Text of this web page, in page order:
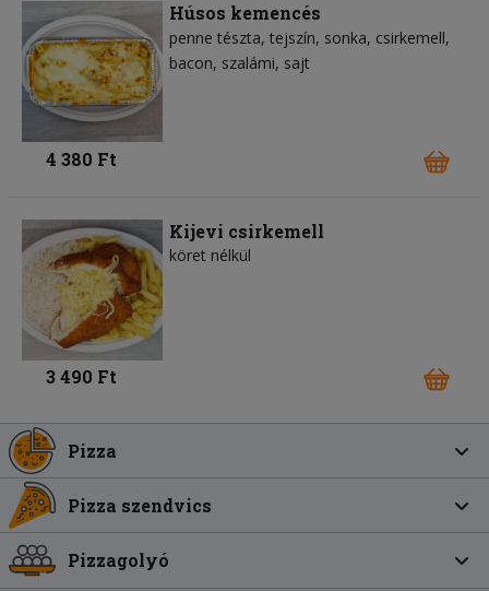
Húsos kemencés
penne tészta tejszín sonka csirkemell
bacon szalámi sajt
4 380 Ft
Kijevi csirkemell
köret nélkül
3 490 Ft
Pizza
Pizza szendvics
Pizzagolyó